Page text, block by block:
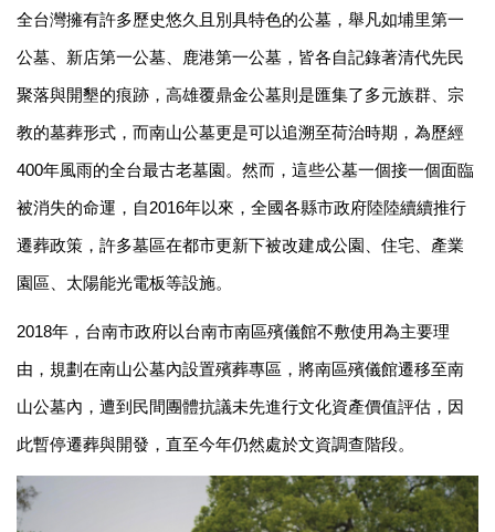
全台灣擁有許多歷史悠久且別具特色的公墓，舉凡如埔里第一
公墓、新店第一公墓、鹿港第一公墓，皆各自記錄著清代先民
聚落與開墾的痕跡，高雄覆鼎金公墓則是匯集了多元族群、宗
教的墓葬形式，而南山公墓更是可以追溯至荷治時期，為歷經
400年風雨的全台最古老墓園。然而，這些公墓一個接一個面臨
被消失的命運，自2016年以來，全國各縣市政府陸陸續續推行
遷葬政策，許多墓區在都市更新下被改建成公園、住宅、產業
園區、太陽能光電板等設施。
2018年，台南市政府以台南市南區殯儀館不敷使用為主要理
由，規劃在南山公墓內設置殯葬專區，將南區殯儀館遷移至南
山公墓內，遭到民間團體抗議未先進行文化資產價值評估，因
此暫停遷葬與開發，直至今年仍然處於文資調查階段。